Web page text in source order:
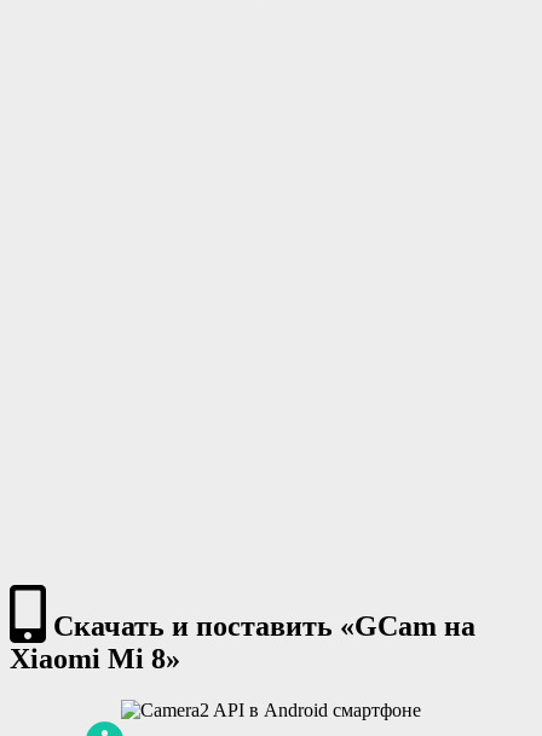
Скачать и поставить «GCam на
Xiaomi Mi 8»